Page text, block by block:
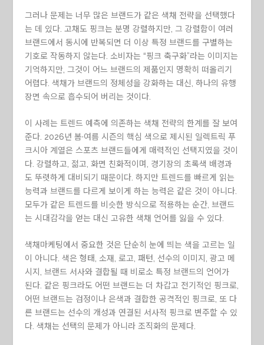
그러나 문제는 너무 많은 브랜드가 같은 색채 전략을 선택했다
는 데 있다. 고채도 핑크는 분명 강렬하지만, 그 강렬함이 여러
브랜드에서 동시에 반복되면 더 이상 특정 브랜드를 구별하는
기호로 작동하지 않는다. 소비자는 “핑크 축구화”라는 이미지는
기억하지만, 그것이 어느 브랜드의 제품인지 명확히 떠올리기
어렵다. 색채가 브랜드의 정체성을 강화하는 대신, 하나의 유행
장면 속으로 흡수되어 버리는 것이다.
이 사례는 트렌드 예측에 의존하는 색채 전략의 한계를 잘 보여
준다. 2026년 봄·여름 시즌의 핵심 색으로 제시된 일렉트릭 푸
크시아 계열은 스포츠 브랜드들에게 매력적인 선택지였을 것이
다. 강렬하고, 젊고, 화면 친화적이며, 경기장의 초록색 배경과
도 뚜렷하게 대비되기 때문이다. 하지만 트렌드를 빠르게 읽는
능력과 브랜드를 다르게 보이게 하는 능력은 같은 것이 아니다.
모두가 같은 트렌드를 비슷한 방식으로 적용하는 순간, 브랜드
는 시대감각을 얻는 대신 고유한 색채 언어를 잃을 수 있다.
색채마케팅에서 중요한 것은 단순히 눈에 띄는 색을 고르는 일
이 아니다. 색은 형태, 소재, 로고, 패턴, 선수의 이미지, 광고 메
시지, 브랜드 서사와 결합될 때 비로소 특정 브랜드의 언어가
된다. 같은 핑크라도 어떤 브랜드는 더 차갑고 전기적인 핑크로,
어떤 브랜드는 검정이나 은색과 결합한 공격적인 핑크로, 또 다
른 브랜드는 선수의 개성과 연결된 서사적 핑크로 변주할 수 있
다. 색채는 선택의 문제가 아니라 조직화의 문제다.